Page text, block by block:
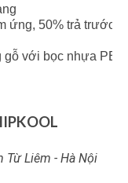
ứng, 50% trả trước
gỗ với bọc nhựa PE
Từ Liêm - Hà Nội